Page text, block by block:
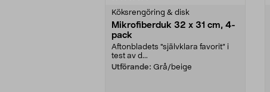
Köksrengöring & disk
Mikrofiberduk 32 x 31 cm, 4-
pack
Aftonbladets "självklara favorit” i
test av d...
Utförande: Grå/beige